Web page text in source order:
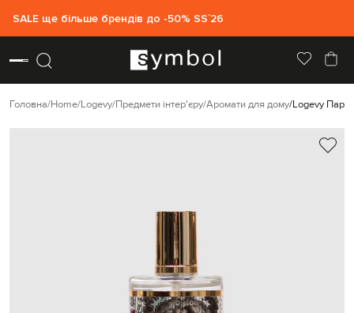
SALE ще більше брендів до -50% SS`26
Головна Home Logevy Предмети інтер'єру Аромати для дому Logevy